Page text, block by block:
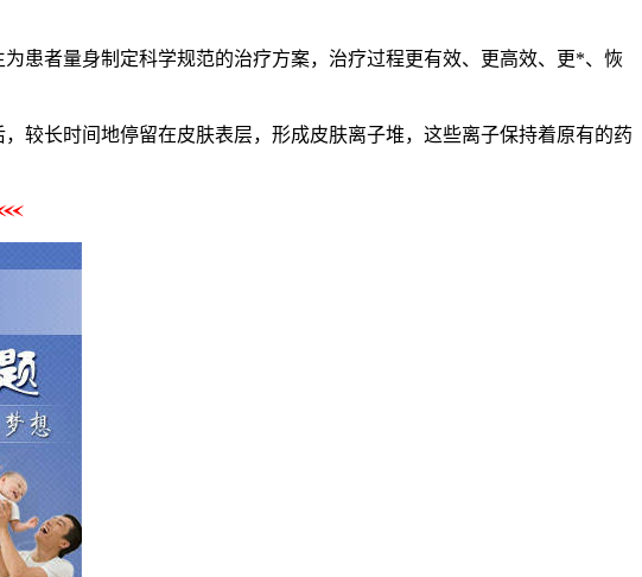
者量身制定科学规范的治疗方案，治疗过程更有效、更高效、更*、恢
长时间地停留在皮肤表层，形成皮肤离子堆，这些离子保持着原有的药